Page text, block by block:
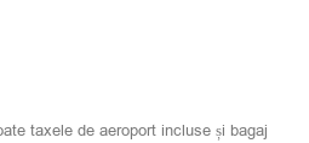
taxele de aeroport incluse și bagaj